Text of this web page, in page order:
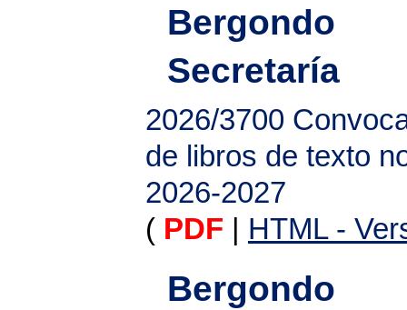
Bergondo
Secretaría
2026/3700
de libros de texto
2026-2027
( PDF HTML -
Bergondo